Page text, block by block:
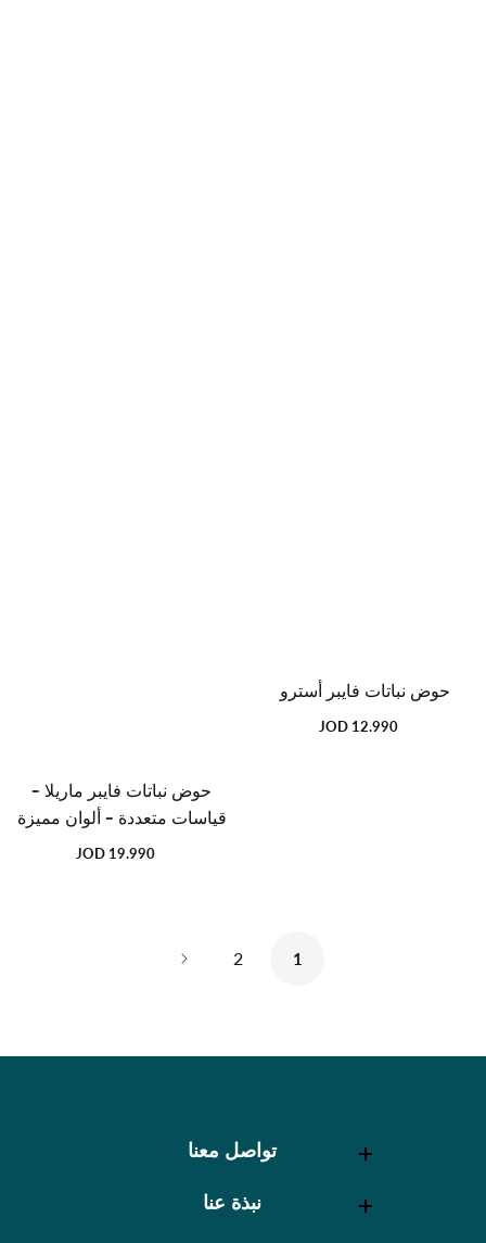
حوض نباتات فايبر أسترو
السعر12.990 JOD
حوض نباتات فايبر ماريلا -
قياسات متعددة - ألوان مميزة
السعر19.990 JOD
1
2
تواصل معنا
تواصل معنا
نبذة عنا
نبذة عنا